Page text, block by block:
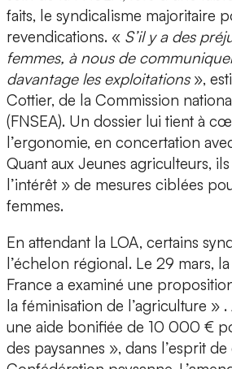
faits, le syndicalisme majoritaire
revendications. « S’il y a des
femmes, à nous de
davantage les exploitations»,
Cottier, de la Commission
(FNSEA). Un dossier lui tient à
l’ergonomie, en concertation
Quant aux Jeunes agriculteurs,
l’intérêt » de mesures ciblées
femmes.
En attendant la LOA, certains
l’échelon régional. Le 29 mars,
France a examiné une
la féminisation de l’agriculture »
une aide bonifiée de 10 000 €
des paysannes », dans l’esprit